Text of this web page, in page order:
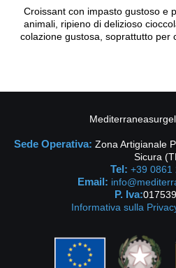
Croissant con impasto gustoso e
animali, ripieno di delizioso
colazione gustosa, soprattutto per
Sede Operativa: Zona Artigianale
Sicura
Tel: +39 0861
Email:
P. Iva:
Informativa sulla